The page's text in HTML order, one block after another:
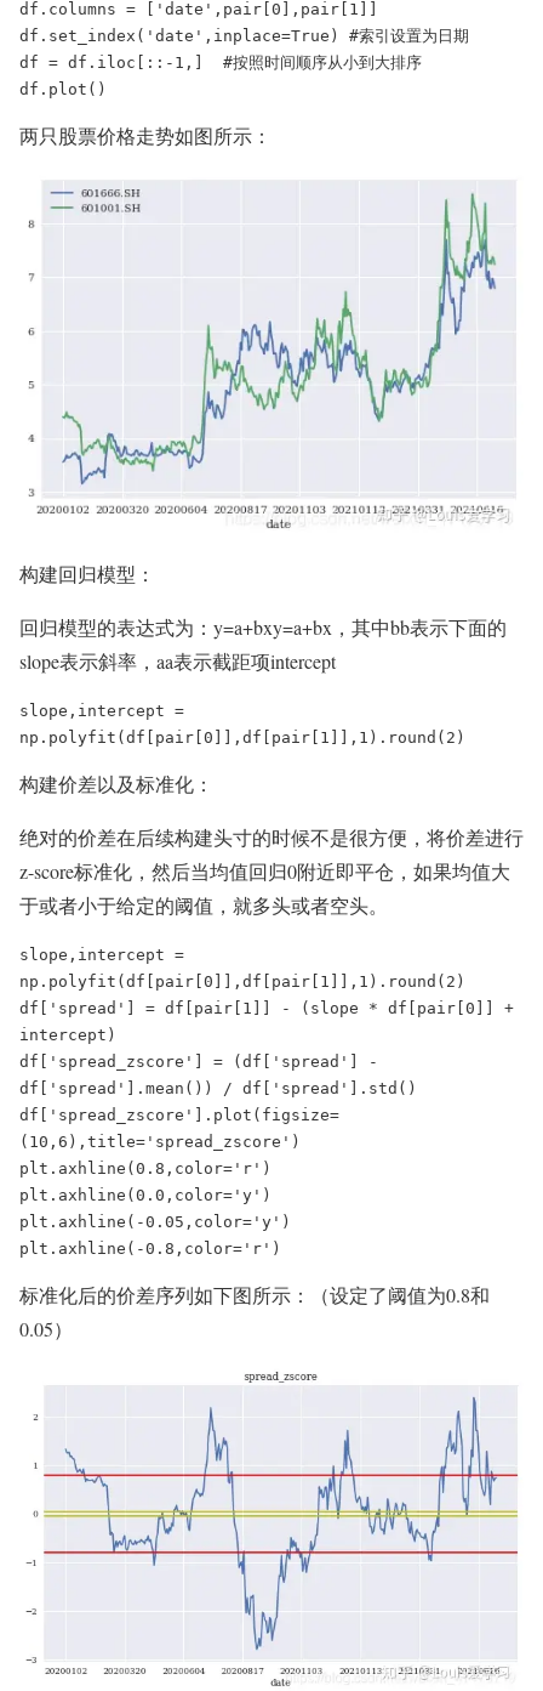
df.columns = ['date',pair[0],pair[1]]
df.set_index('date',inplace=True) #索引设置为日期
df = df.iloc[::-1,]  #按照时间顺序从小到大排序
df.plot()
两只股票价格走势如图所示：
构建回归模型：
回归模型的表达式为：y=a+bxy=a+bx，其中bb表示下面的
slope表示斜率，aa表示截距项intercept
slope,intercept =
np.polyfit(df[pair[0]],df[pair[1]],1).round(2)
构建价差以及标准化：
绝对的价差在后续构建头寸的时候不是很方便，将价差进行
z-score标准化，然后当均值回归0附近即平仓，如果均值大
于或者小于给定的阈值，就多头或者空头。
slope,intercept =
np.polyfit(df[pair[0]],df[pair[1]],1).round(2)
df['spread'] = df[pair[1]] - (slope * df[pair[0]] +
intercept)
df['spread_zscore'] = (df['spread'] -
df['spread'].mean()) / df['spread'].std()
df['spread_zscore'].plot(figsize=
(10,6),title='spread_zscore')
plt.axhline(0.8,color='r')
plt.axhline(0.0,color='y')
plt.axhline(-0.05,color='y')
plt.axhline(-0.8,color='r')
标准化后的价差序列如下图所示：（设定了阈值为0.8和
0.05）